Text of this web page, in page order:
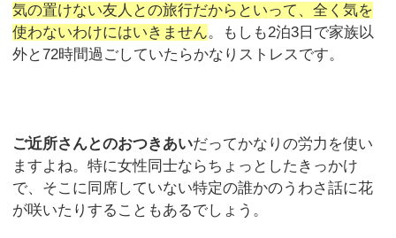
気の置けない友人との旅行だからといって、全く気を
使わないわけにはいきません。もしも2泊3日で家族以
外と72時間過ごしていたらかなりストレスです。
ご近所さんとのおつきあいだってかなりの労力を使い
ますよね。特に女性同士ならちょっとしたきっかけ
で、そこに同席していない特定の誰かのうわさ話に花
が咲いたりすることもあるでしょう。